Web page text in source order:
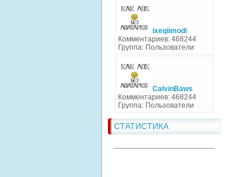
ixeqiimodi
Комментариев: 468244
Группа: Пользователи
CalvinBaws
Комментариев: 468244
Группа: Пользователи
СТАТИСТИКА